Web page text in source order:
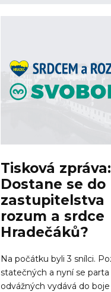
Tisková zpráva:
Dostane se do
zastupitelstva
rozum a srdce
Hradečáků?
Na počátku byli 3 snílci.
statečných a nyní se parta
odvážných vydává do